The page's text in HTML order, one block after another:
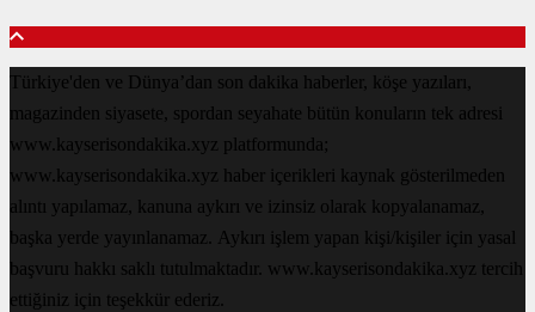
Türkiye'den ve Dünya’dan son dakika haberler, köşe yazıları,
magazinden siyasete, spordan seyahate bütün konuların tek adresi
www.kayserisondakika.xyz platformunda;
www.kayserisondakika.xyz haber içerikleri kaynak gösterilmeden
alıntı yapılamaz, kanuna aykırı ve izinsiz olarak kopyalanamaz,
başka yerde yayınlanamaz. Aykırı işlem yapan kişi/kişiler için yasal
başvuru hakkı saklı tutulmaktadır. www.kayserisondakika.xyz tercih
ettiğiniz için teşekkür ederiz.